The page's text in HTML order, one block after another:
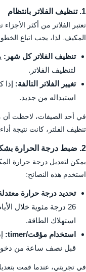
1. تنظيف الفلاتر بانتظام
تعتبر الفلاتر من أكثر
المكيف. لذا، يجب اتباع
تنظيف الفلاتر كل شهر:
لتنظيف الفلاتر.
تغيير الفلاتر التالفة: إذا
استبداله من جديد.
في أحد الصيفات، لاحظت أن
تنظيف الفلتر، كانت نتيجة
2. ضبط درجة الحرارة بشكل مناسب
يمكن لتعديل درجة حرارة
استخدم هذه النصائح:
تحديد درجة حرارة
26 درجة مئوية خلال
استهلاك الطاقة.
استخدام مؤقت/timer:
قبل نصف ساعة من